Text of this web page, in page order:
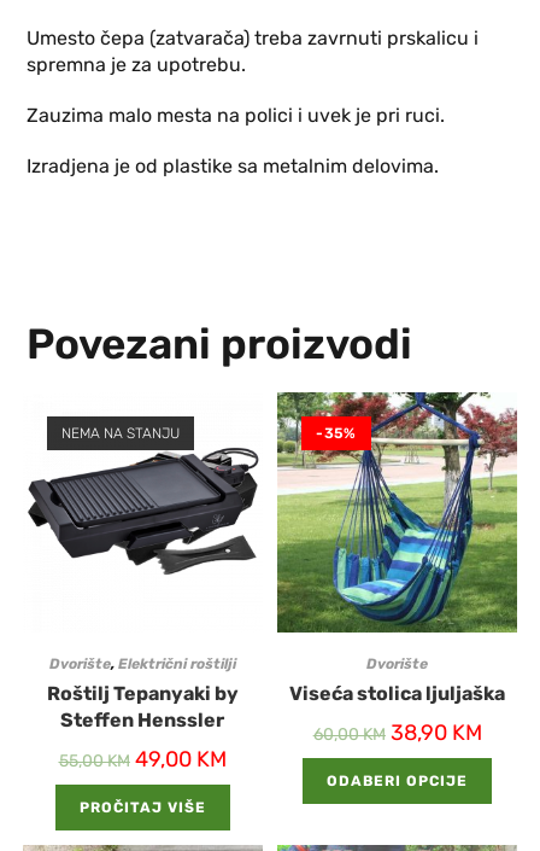
Umesto čepa (zatvarača) treba zavrnuti prskalicu i
spremna je za upotrebu.
Zauzima malo mesta na polici i uvek je pri ruci.
Izradjena je od plastike sa metalnim delovima.
Povezani proizvodi
NEMA NA STANJU
Dvorište, Električni roštilji
Roštilj Tepanyaki by
Steffen Henssler
55,00KM 49,00 KM
PROČITAJ VIŠE
-35%
Dvorište
Viseća stolica ljuljaška
60,00KM 38,90 KM
ODABERI OPCIJE